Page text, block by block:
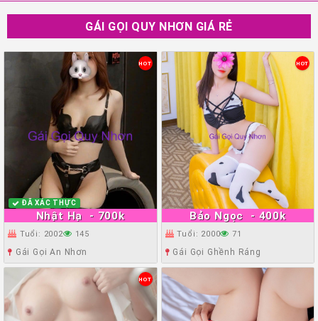
GÁI GỌI QUY NHƠN GIÁ RẺ
Nhật Hạ - 700k
HOT
ĐÃ XÁC THỰC
Tuổi: 2002 145
Gái Gọi An Nhơn
Bảo Ngọc - 400k
HOT
Tuổi: 2000 71
Gái Gọi Ghềnh Ráng
HOT